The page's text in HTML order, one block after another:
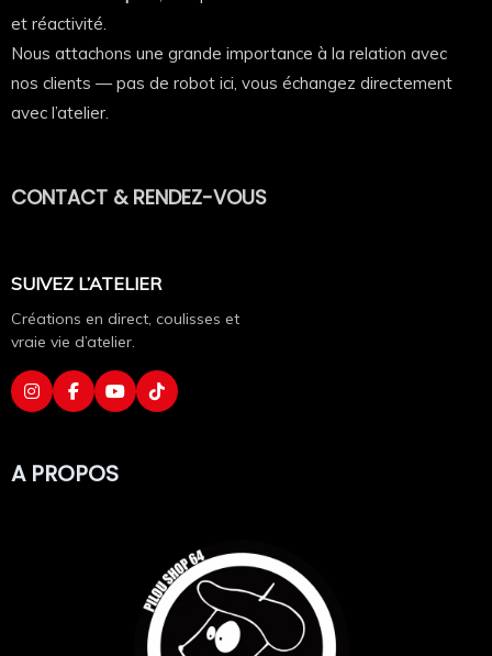
Imagine le porter pendant un service du samedi soir.
Coup de feu. Pression. Le chef envoie.
Et toi, tu réponds juste : OUI CHEF.
✔ Visuel ultra détaillé
✔ Contraste fort sur noir ou blanc
Ça ne passe pas inaperçu en cuisine.
Impression DTF haute définition
Couleurs intenses et durables
et réactivité.
Nous attachons une grande importance à la relation avec
nos clients — pas de robot ici, vous échangez directement
avec l’atelier.
CONTACT & RENDEZ-VOUS
SUIVEZ L’ATELIER
Créations en direct, coulisses et
vraie vie d’atelier.
A PROPOS